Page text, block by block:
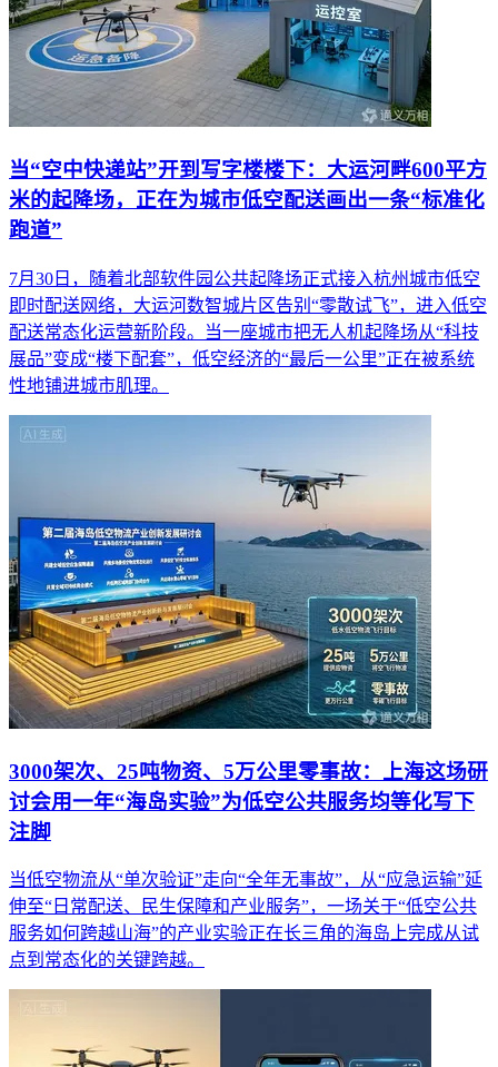
当“空中快递站”开到写字楼楼下：大运河畔600平方
米的起降场，正在为城市低空配送画出一条“标准化
跑道”
7月30日，随着北部软件园公共起降场正式接入杭州城市低空
即时配送网络，大运河数智城片区告别“零散试飞”，进入低空
配送常态化运营新阶段。当一座城市把无人机起降场从“科技
展品”变成“楼下配套”，低空经济的“最后一公里”正在被系统
性地铺进城市肌理。
3000架次、25吨物资、5万公里零事故：上海这场研
讨会用一年“海岛实验”为低空公共服务均等化写下
注脚
当低空物流从“单次验证”走向“全年无事故”，从“应急运输”延
伸至“日常配送、民生保障和产业服务”，一场关于“低空公共
服务如何跨越山海”的产业实验正在长三角的海岛上完成从试
点到常态化的关键跨越。